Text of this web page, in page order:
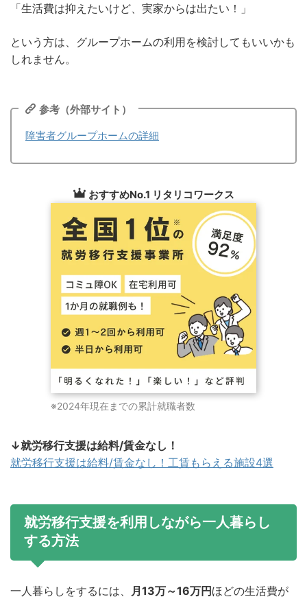
「生活費は抑えたいけど、実家からは出たい！」
という方は、グループホームの利用を検討してもいいかも
しれません。
参考（外部サイト）
障害者グループホームの詳細
おすすめNo.1 リタリコワークス
※2024年現在までの累計就職者数
↓就労移行支援は給料/賃金なし！
就労移行支援は給料/賃金なし！工賃もらえる施設4選
就労移行支援を利用しながら一人暮らし
する方法
一人暮らしをするには、 月13万～16万円 ほどの生活費が